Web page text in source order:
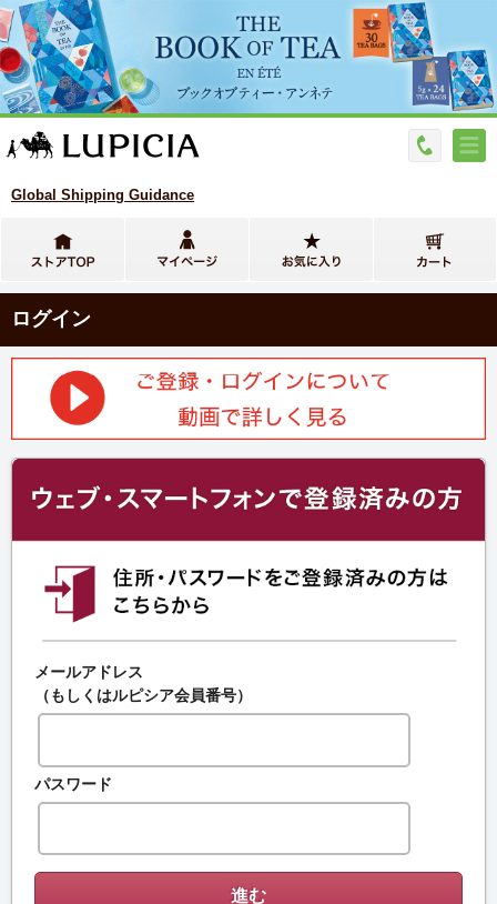
Global Shipping Guidance
ログイン
メールアドレス
（もしくはルピシア会員番号）
パスワード